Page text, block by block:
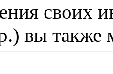
своих
вы также